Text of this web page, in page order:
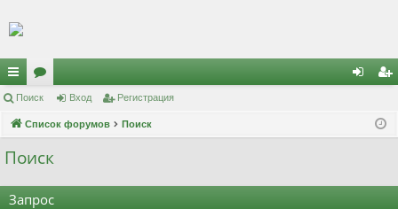
Регистрация
с
ы
лк
ор
ум ис
Поиск Вход Регистрация
Список форумов Поиск
Поиск
Запрос